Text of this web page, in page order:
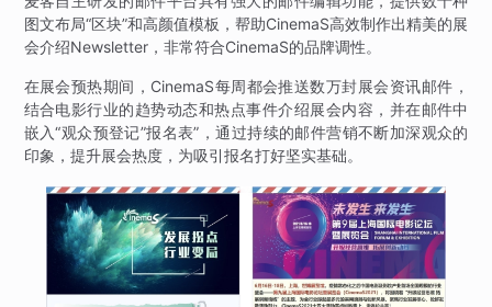
图文布局“区块”和高颜值模板，帮助CinemaS高效制作出精美的展
会介绍Newsletter，非常符合CinemaS的品牌调性。
在展会预热期间，CinemaS每周都会推送数万封展会资讯邮件，
结合电影行业的趋势动态和热点事件介绍展会内容，并在邮件中
嵌入“观众预登记”报名表”，通过持续的邮件营销不断加深观众的
印象，提升展会热度，为吸引报名打好坚实基础。